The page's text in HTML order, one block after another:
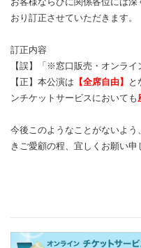
おり訂正させていただきます。
訂正内容
【誤】「※窓口販売・オンライ
【正】本公演は 【全席自由】
と
ンチケットサービスにおいても
今後このようなことがないよ
きご愛顧の程、宜しくお願い申